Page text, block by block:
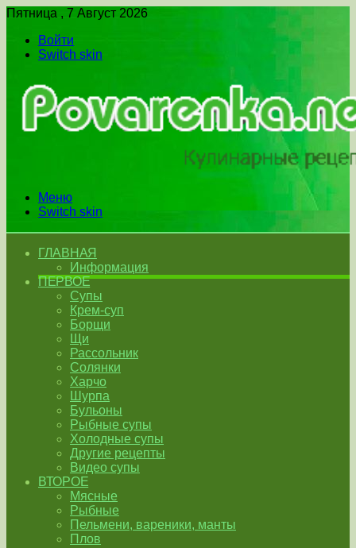
Пятница , 7 Август 2026
Войти
Switch skin
Меню
Switch skin
ГЛАВНАЯ
Информация
ПЕРВОЕ
Супы
Крем-суп
Борщи
Щи
Рассольник
Солянки
Харчо
Шурпа
Бульоны
Рыбные супы
Холодные супы
Другие рецепты
Видео супы
ВТОРОЕ
Мясные
Рыбные
Пельмени, вареники, манты
Плов